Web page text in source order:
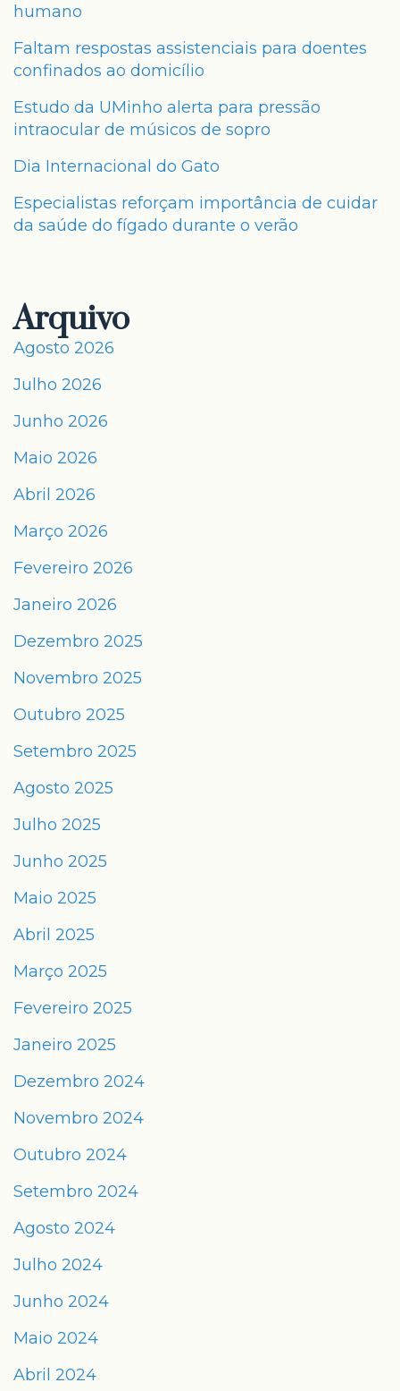
humano
Faltam respostas assistenciais para doentes
confinados ao domicílio
Estudo da UMinho alerta para pressão
intraocular de músicos de sopro
Dia Internacional do Gato
Especialistas reforçam importância de cuidar
da saúde do fígado durante o verão
Arquivo
Agosto 2026
Julho 2026
Junho 2026
Maio 2026
Abril 2026
Março 2026
Fevereiro 2026
Janeiro 2026
Dezembro 2025
Novembro 2025
Outubro 2025
Setembro 2025
Agosto 2025
Julho 2025
Junho 2025
Maio 2025
Abril 2025
Março 2025
Fevereiro 2025
Janeiro 2025
Dezembro 2024
Novembro 2024
Outubro 2024
Setembro 2024
Agosto 2024
Julho 2024
Junho 2024
Maio 2024
Abril 2024